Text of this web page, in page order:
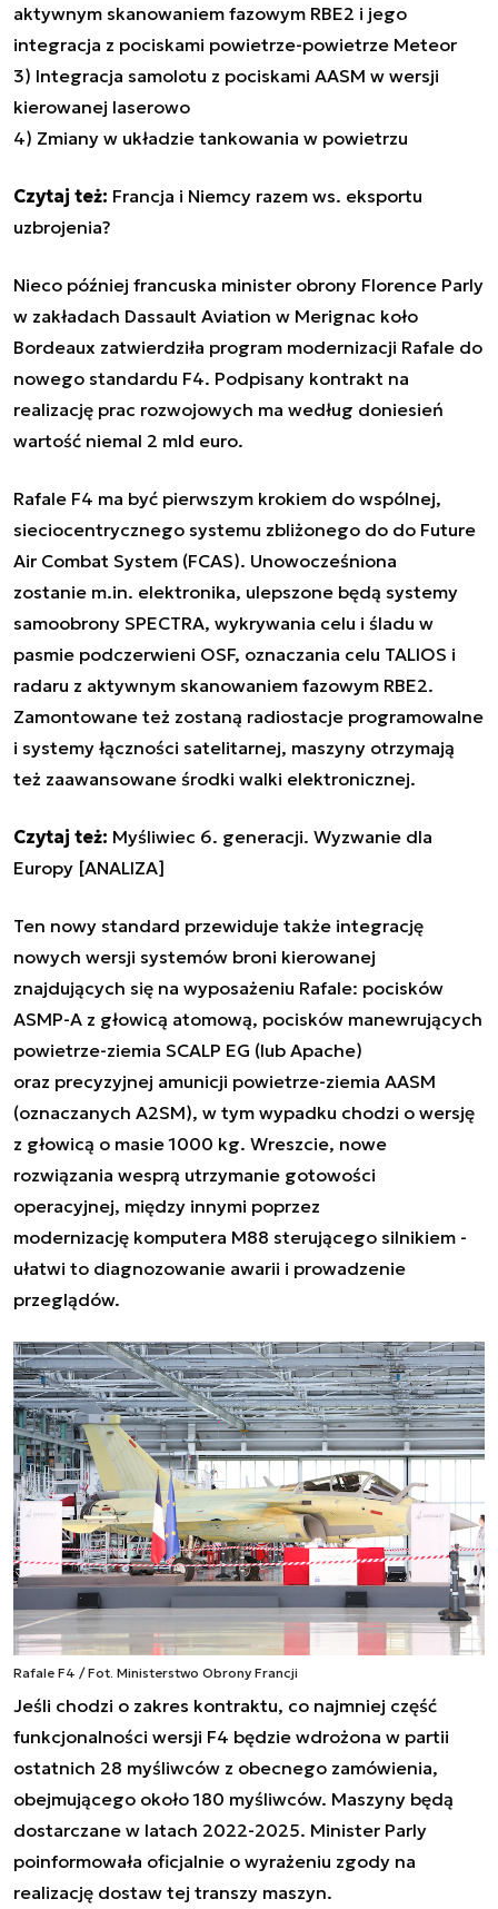
aktywnym skanowaniem fazowym RBE2 i jego
integracja z pociskami powietrze-powietrze Meteor
3) Integracja samolotu z pociskami AASM w wersji
kierowanej laserowo
4) Zmiany w układzie tankowania w powietrzu
Czytaj też: Francja i Niemcy razem ws. eksportu
uzbrojenia?
Nieco później francuska minister obrony Florence Parly
w zakładach Dassault Aviation w Merignac koło
Bordeaux zatwierdziła program modernizacji Rafale do
nowego standardu F4. Podpisany kontrakt na
realizację prac rozwojowych ma według doniesień
wartość niemal 2 mld euro.
Rafale F4 ma być pierwszym krokiem do wspólnej,
sieciocentrycznego systemu zbliżonego do do Future
Air Combat System (FCAS). Unowocześniona
zostanie m.in. elektronika, ulepszone będą systemy
samoobrony SPECTRA, wykrywania celu i śladu w
pasmie podczerwieni OSF, oznaczania celu TALIOS i
radaru z aktywnym skanowaniem fazowym RBE2.
Zamontowane też zostaną radiostacje programowalne
i systemy łączności satelitarnej, maszyny otrzymają
też zaawansowane środki walki elektronicznej.
Czytaj też: Myśliwiec 6. generacji. Wyzwanie dla
Europy [ANALIZA]
Ten nowy standard przewiduje także integrację
nowych wersji systemów broni kierowanej
znajdujących się na wyposażeniu Rafale: pocisków
ASMP-A z głowicą atomową, pocisków manewrujących
powietrze-ziemia SCALP EG (lub Apache)
oraz precyzyjnej amunicji powietrze-ziemia AASM
(oznaczanych A2SM), w tym wypadku chodzi o wersję
z głowicą o masie 1000 kg. Wreszcie, nowe
rozwiązania wesprą utrzymanie gotowości
operacyjnej, między innymi poprzez
modernizację komputera M88 sterującego silnikiem -
ułatwi to diagnozowanie awarii i prowadzenie
przeglądów.
Rafale F4 / Fot. Ministerstwo Obrony Francji
Jeśli chodzi o zakres kontraktu, co najmniej część
funkcjonalności wersji F4 będzie wdrożona w partii
ostatnich 28 myśliwców z obecnego zamówienia,
obejmującego około 180 myśliwców. Maszyny będą
dostarczane w latach 2022-2025. Minister Parly
poinformowała oficjalnie o wyrażeniu zgody na
realizację dostaw tej transzy maszyn.